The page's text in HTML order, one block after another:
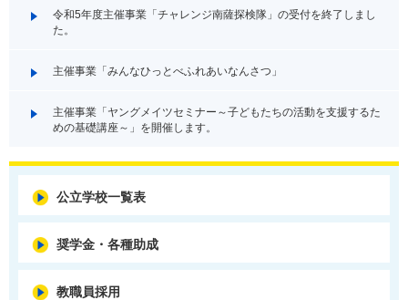
令和5年度主催事業「チャレンジ南薩探検隊」の受付を終了しまし
た。
主催事業「みんなひっとべふれあいなんさつ」
主催事業「ヤングメイツセミナー～子どもたちの活動を支援するた
めの基礎講座～」を開催します。
公立学校一覧表
奨学金・各種助成
教職員採用